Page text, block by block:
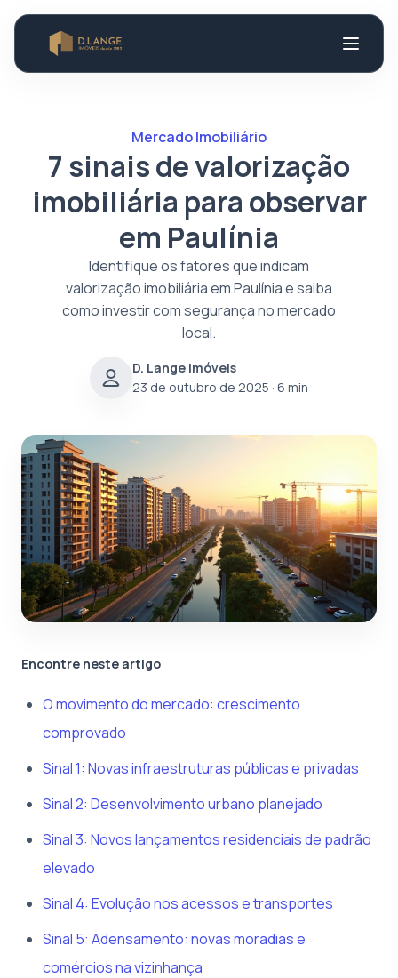
Mercado Imobiliário
7 sinais de valorização
imobiliária para observar
em Paulínia
Identifique os fatores que indicam
valorização imobiliária em Paulínia e saiba
como investir com segurança no mercado
local.
D. Lange Imóveis
23 de outubro de 2025 · 6 min
Encontre neste artigo
O movimento do mercado: crescimento
comprovado
Sinal 1: Novas infraestruturas públicas e privadas
Sinal 2: Desenvolvimento urbano planejado
Sinal 3: Novos lançamentos residenciais de padrão
elevado
Sinal 4: Evolução nos acessos e transportes
Sinal 5: Adensamento: novas moradias e
comércios na vizinhança